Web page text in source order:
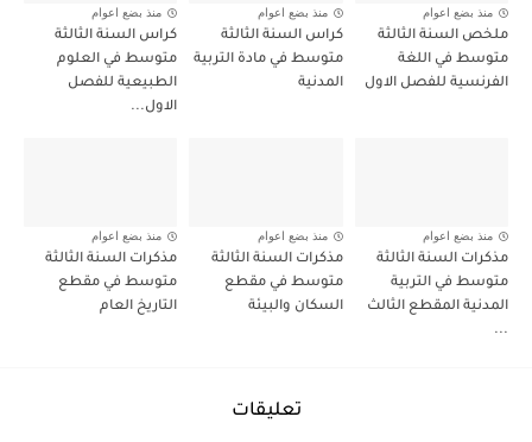
منذ بضع اعوام
ملخص السنة الثالثة
متوسط في اللغة
الفرنسية للفصل الاول
منذ بضع اعوام
كراس السنة الثالثة
متوسط في مادة التربية
المدنية
منذ بضع اعوام
كراس السنة الثالثة
متوسط في العلوم
الطبيعية للفصل
الاول...
منذ بضع اعوام
مذكرات السنة الثالثة
متوسط في التربية
المدنية المقطع الثالث
...
منذ بضع اعوام
مذكرات السنة الثالثة
متوسط في مقطع
السكان والبيئة
منذ بضع اعوام
مذكرات السنة الثالثة
متوسط في مقطع
التاريخ العام
تعليقات